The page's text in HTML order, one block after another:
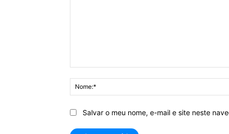
Salvar o meu nome, e-mail e site neste